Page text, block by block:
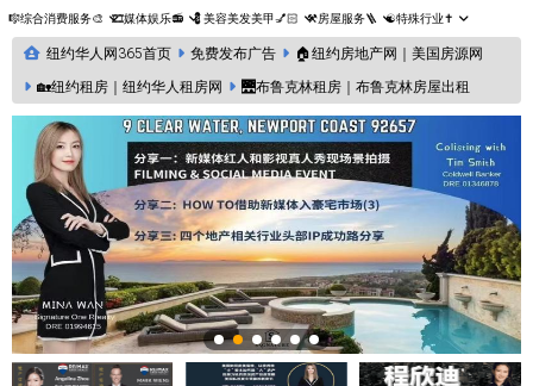
🎼综合消费服务🎨 🎞️媒体娱乐📻 💈美容美发美甲💅🏻 ⚒️房屋服务🪜 ☯️特殊行业✝️
纽约华人网365首页 免费发布广告
🏠纽约房地产网｜美国房源网
🏡纽约租房｜纽约华人租房网
🌉布鲁克林租房｜布鲁克林房屋出租